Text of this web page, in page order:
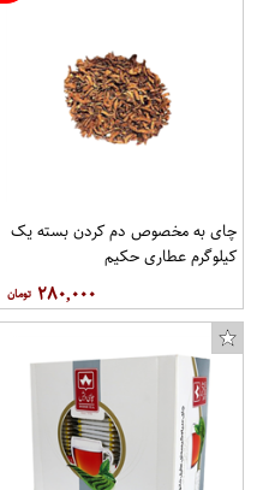
چای به مخصوص دم کردن بسته یک
کیلوگرم عطاری حکیم
۲۸۰,۰۰۰